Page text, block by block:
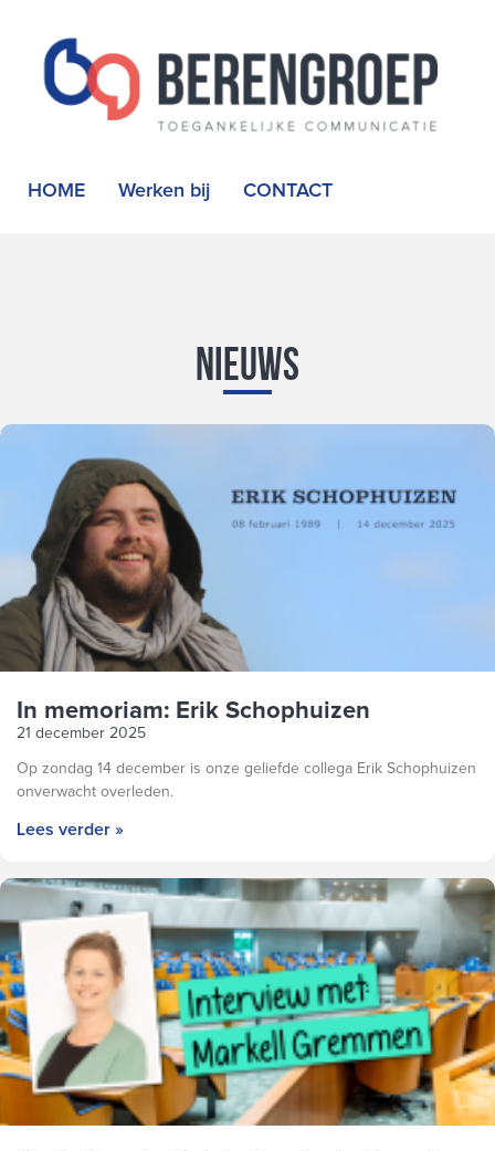
HOME Werken bij CONTACT
Nieuws
In memoriam: Erik Schophuizen
21 december 2025
Op zondag 14 december is onze geliefde collega Erik Schophuizen
onverwacht overleden.
Lees verder »